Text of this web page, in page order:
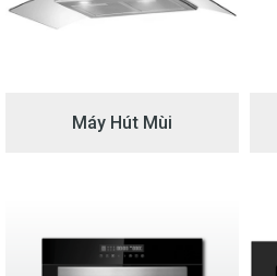
Máy Hút Mùi